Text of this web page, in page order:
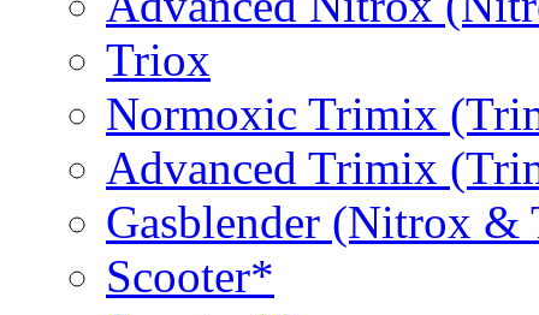
Triox
Normoxic Trimix
Advanced Trimix
Gasblender (Nitrox
Scooter*